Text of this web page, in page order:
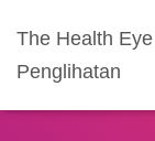
The Health
Penglihatan